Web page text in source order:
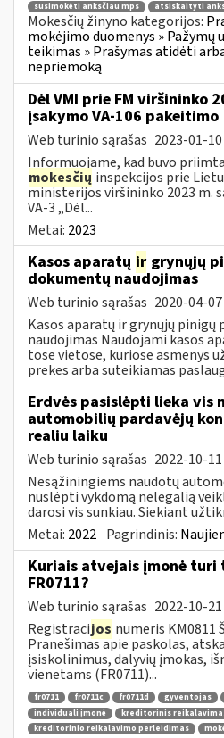
susimokėti anksčiau mps atsiskaityti
Mokesčių žinyno kategorijos:
mokėjimo duomenys » Pažymų
teikimas » Prašymas atidėti
nepriemoką
Dėl VMI prie FM viršininko
įsakymo VA-106 pakeitimo
Web turinio sąrašas 2023-01-10
Informuojame, kad buvo
mokesčių inspekcijos prie
ministerijos viršininko 2023 m.
VA-3 „Dėl...
Metai: 2023
Kasos aparatų ir grynųjų
dokumentų naudojimas
Web turinio sąrašas 2020-04-07
Kasos aparatų ir grynųjų
naudojimas Naudojami kasos
tose vietose, kuriose asmenys
prekes arba suteikiamas
Erdvės pasislėpti lieka vis
automobilių pardavėjų
realiu laiku
Web turinio sąrašas 2022-10-11
Nesąžiningiems naudotų
nuslėpti vykdomą nelegalią
darosi vis sunkiau. Siekiant
Metai: 2022 Pagrindinis:
Kuriais atvejais įmonė
FR0711?
Web turinio sąrašas 2022-10-21
Registracijos numeris KM0811
Pranešimas apie paskolas,
įsiskolinimus, dalyvių įmokas,
vienetams (FR0711)...
fr0711 fr0711c fr0711d gyventojas
individuali įmonė
kreditorinis
kreditorinio reikalavimo perleidimas